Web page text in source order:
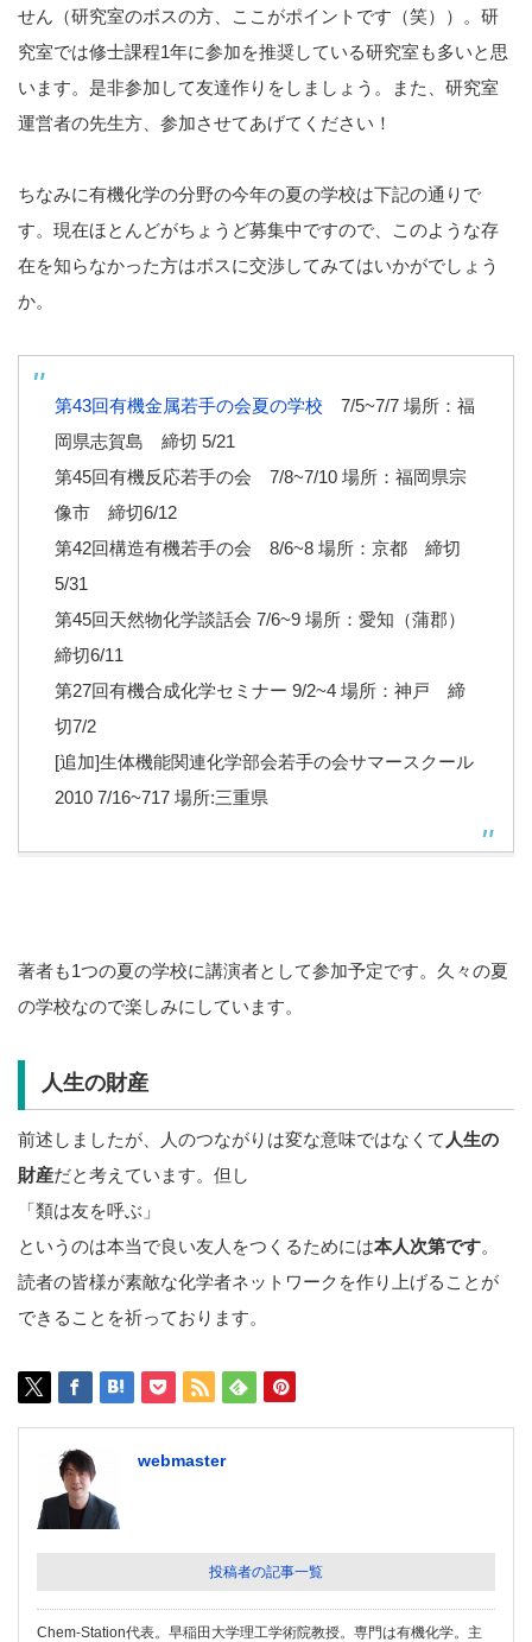
せん（研究室のボスの方、ここがポイントです（笑））。研
究室では修士課程1年に参加を推奨している研究室も多いと思
います。是非参加して友達作りをしましょう。また、研究室
運営者の先生方、参加させてあげてください！
ちなみに有機化学の分野の今年の夏の学校は下記の通りで
す。現在ほとんどがちょうど募集中ですので、このような存
在を知らなかった方はボスに交渉してみてはいかがでしょう
か。
第43回有機金属若手の会夏の学校 7/5~7/7 場所：福
岡県志賀島 締切 5/21
第45回有機反応若手の会 7/8~7/10 場所：福岡県宗
像市 締切6/12
第42回構造有機若手の会 8/6~8 場所：京都 締切
5/31
第45回天然物化学談話会 7/6~9 場所：愛知（蒲郡）
締切6/11
第27回有機合成化学セミナー 9/2~4 場所：神戸 締
切7/2
[追加]生体機能関連化学部会若手の会サマースクール
2010 7/16~717 場所:三重県
著者も1つの夏の学校に講演者として参加予定です。久々の夏
の学校なので楽しみにしています。
人生の財産
前述しましたが、人のつながりは変な意味ではなくて 人生の
財産だと考えています。但し
「類は友を呼ぶ」
というのは本当で良い友人をつくるためには本人次第です。
読者の皆様が素敵な化学者ネットワークを作り上げることが
できることを祈っております。
webmaster
投稿者の記事一覧
Chem-Station代表。早稲田大学理工学術院教授。専門は有機化学。主